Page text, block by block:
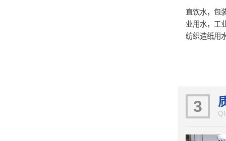
直饮水，包
业用水，工
纺织造纸用
3